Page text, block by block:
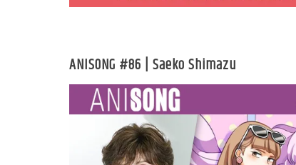
ANISONG #86 | Saeko Shimazu